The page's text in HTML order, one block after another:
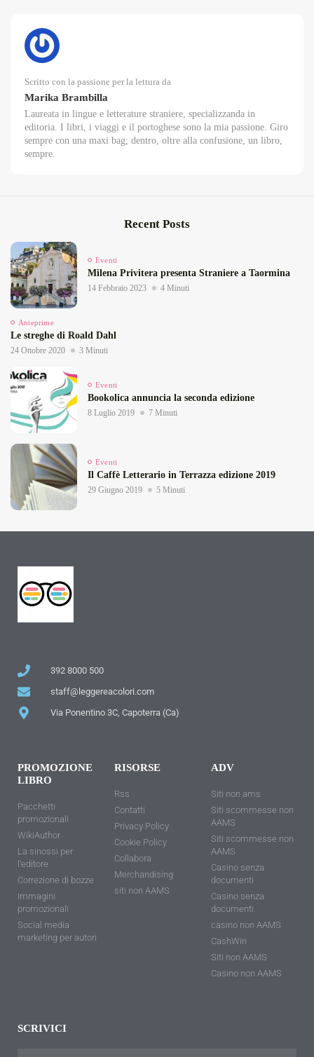
Scritto con la passione per la lettura da
Marika Brambilla
Laureata in lingue e letterature straniere, specializzanda in
editoria. I libri, i viaggi e il portoghese sono la mia passione. Giro
sempre con una maxi bag; dentro, oltre alla confusione, un libro,
sempre.
Recent Posts
Eventi
Milena Privitera presenta Straniere a Taormina
14 Febbraio 2023 4 Minuti
Anteprime
Le streghe di Roald Dahl
24 Ottobre 2020 3 Minuti
Eventi
Bookolica annuncia la seconda edizione
8 Luglio 2019 7 Minuti
Eventi
Il Caffè Letterario in Terrazza edizione 2019
29 Giugno 2019 5 Minuti
392 8000 500
staff@leggereacolori.com
Via Ponentino 3C, Capoterra (Ca)
PROMOZIONE
LIBRO
Pacchetti
promozionali
WikiAuthor
La sinossi per
l'editore
Correzione di bozze
Immagini
promozionali
Social media
marketing per autori
RISORSE
Rss
Contatti
Privacy Policy
Cookie Policy
Collabora
Merchandising
siti non AAMS
ADV
Siti non ams
Siti scommesse non
AAMS
Siti scommesse non
AAMS
Casino senza
documenti
Casino senza
documenti
casino non AAMS
CashWin
Siti non AAMS
Casino non AAMS
SCRIVICI